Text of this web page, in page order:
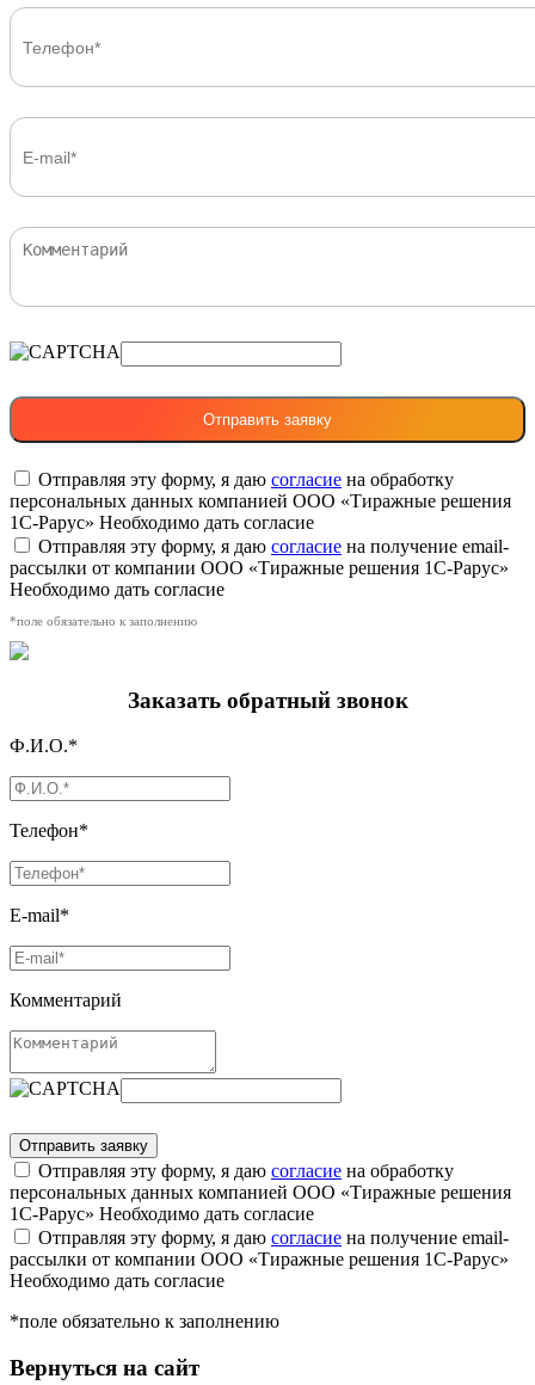
Отправляя эту форму, я даю согласие на обработку
персональных данных компанией ООО «Тиражные решения
1С-Рарус» Необходимо дать согласие
Отправляя эту форму, я даю согласие на получение email-
рассылки от компании ООО «Тиражные решения 1С-Рарус»
Необходимо дать согласие
*поле обязательно к заполнению
Заказать обратный звонок
Ф.И.О.*
Телефон*
E-mail*
Комментарий
Отправляя эту форму, я даю согласие на обработку
персональных данных компанией ООО «Тиражные решения
1С-Рарус» Необходимо дать согласие
Отправляя эту форму, я даю согласие на получение email-
рассылки от компании ООО «Тиражные решения 1С-Рарус»
Необходимо дать согласие
*поле обязательно к заполнению
Вернуться на сайт